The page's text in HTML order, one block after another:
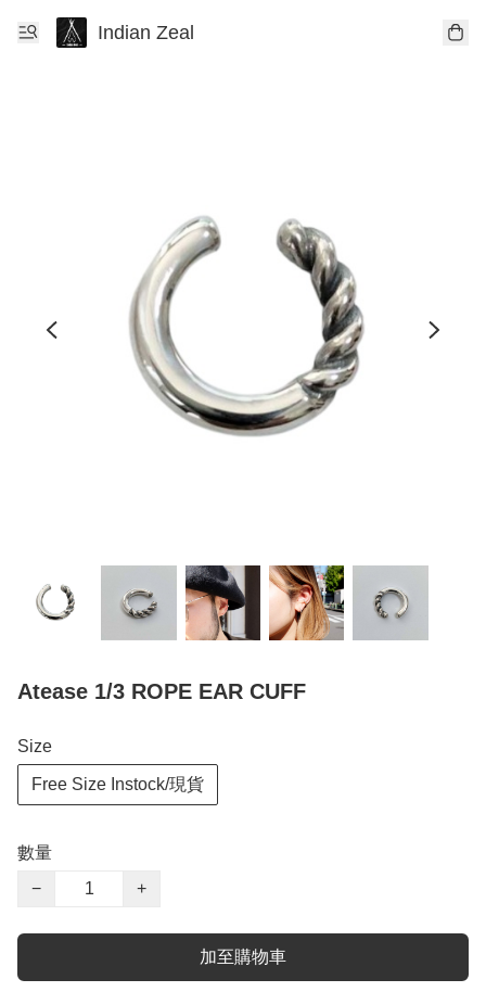
Indian Zeal
Atease 1/3 ROPE EAR CUFF
Size
Free Size Instock/現貨
數量
−
+
加至購物車